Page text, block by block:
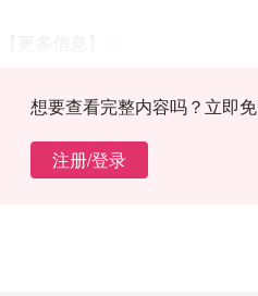
想要查看完整内容吗？立即
注册/登录
https://health.ec.europa.eu/